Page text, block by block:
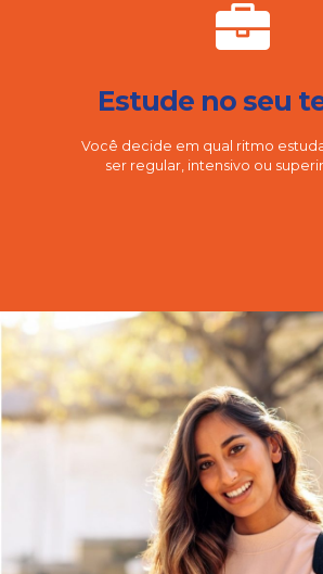
Estude no seu
Você decide em qual ritmo
ser regular, intensivo ou